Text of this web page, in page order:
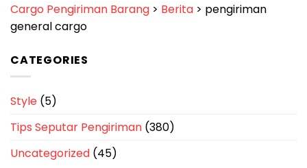
Cargo Pengiriman Barang > Berita > pengiriman
general cargo
CATEGORIES
Style (5)
Tips Seputar Pengiriman (380)
Uncategorized (45)